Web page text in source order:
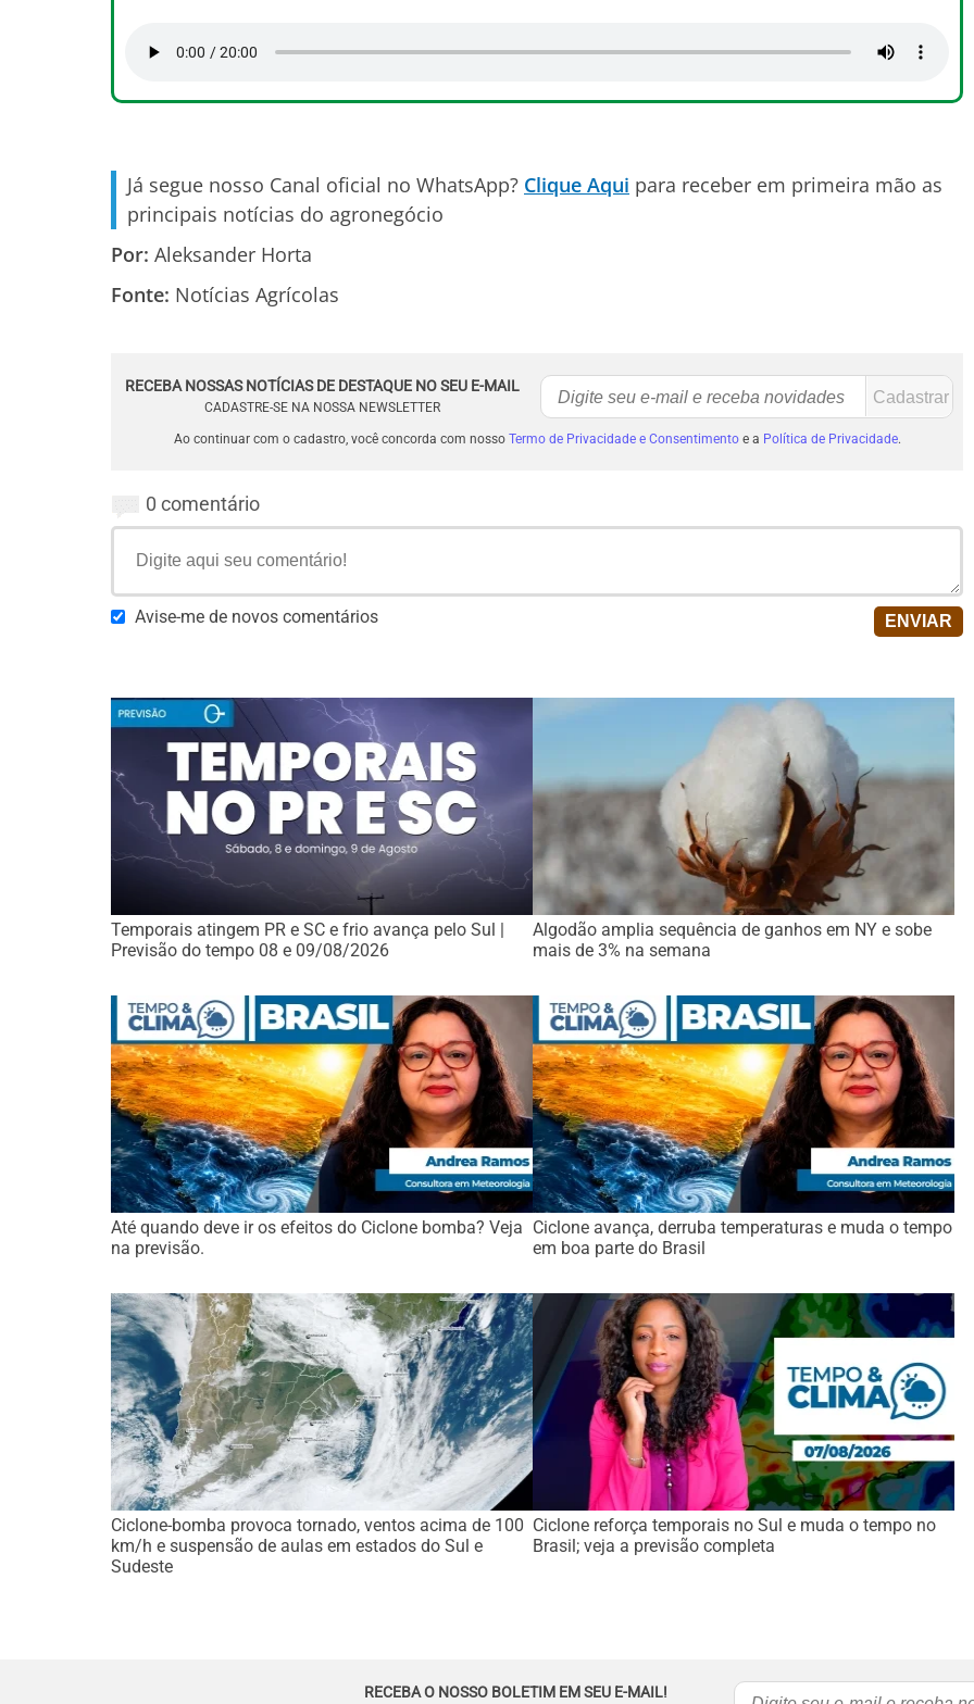
Já segue nosso Canal oficial no WhatsApp? Clique Aqui para receber em primeira mão as
principais notícias do agronegócio
Por: Aleksander Horta
Fonte: Notícias Agrícolas
RECEBA NOSSAS NOTÍCIAS DE DESTAQUE NO SEU E-MAIL
CADASTRE-SE NA NOSSA NEWSLETTER
Ao continuar com o cadastro, você concorda com nosso Termo de Privacidade e Consentimentoe a Política de Privacidade.
0 comentário
Avise-me de novos comentários
Temporais atingem PR e SC e frio avança pelo Sul |
Previsão do tempo 08 e 09/08/2026
Algodão amplia sequência de ganhos em NY e sobe
mais de 3% na semana
Até quando deve ir os efeitos do Ciclone bomba? Veja
na previsão.
Ciclone avança, derruba temperaturas e muda o tempo
em boa parte do Brasil
Ciclone-bomba provoca tornado, ventos acima de 100
km/h e suspensão de aulas em estados do Sul e
Sudeste
Ciclone reforça temporais no Sul e muda o tempo no
Brasil; veja a previsão completa
RECEBA O NOSSO BOLETIM EM SEU E-MAIL!